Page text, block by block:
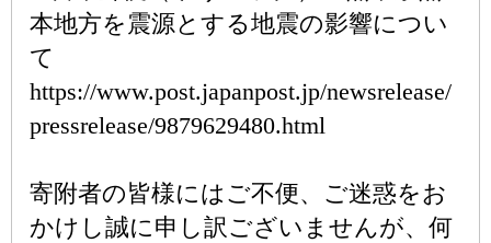
本地方を震源とする地震の影響につい
て
https://www.post.japanpost.jp/newsrelease/
pressrelease/9879629480.html
寄附者の皆様にはご不便、ご迷惑をお
かけし誠に申し訳ございませんが、何